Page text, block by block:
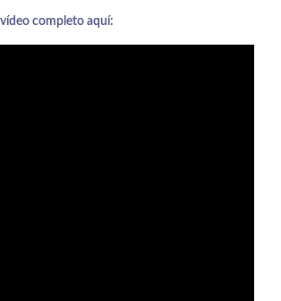
completo aquí: